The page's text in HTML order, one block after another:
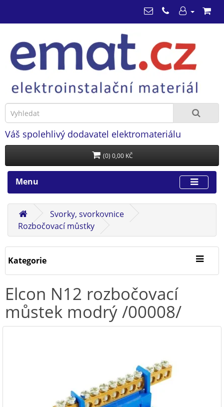
Váš spolehlivý dodavatel elektromateriálu
(0) 0,00 KČ
Menu
Svorky, svorkovnice
Rozbočovací můstky
Kategorie
Elcon N12 rozbočovací
můstek modrý /00008/